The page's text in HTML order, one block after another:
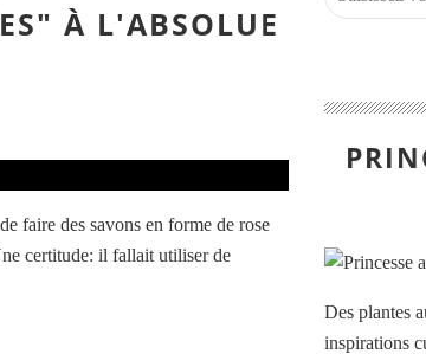
À L'ABSOLUE
faire des savons en forme de rose
certitude: il fallait utiliser de
Des plantes
inspirations